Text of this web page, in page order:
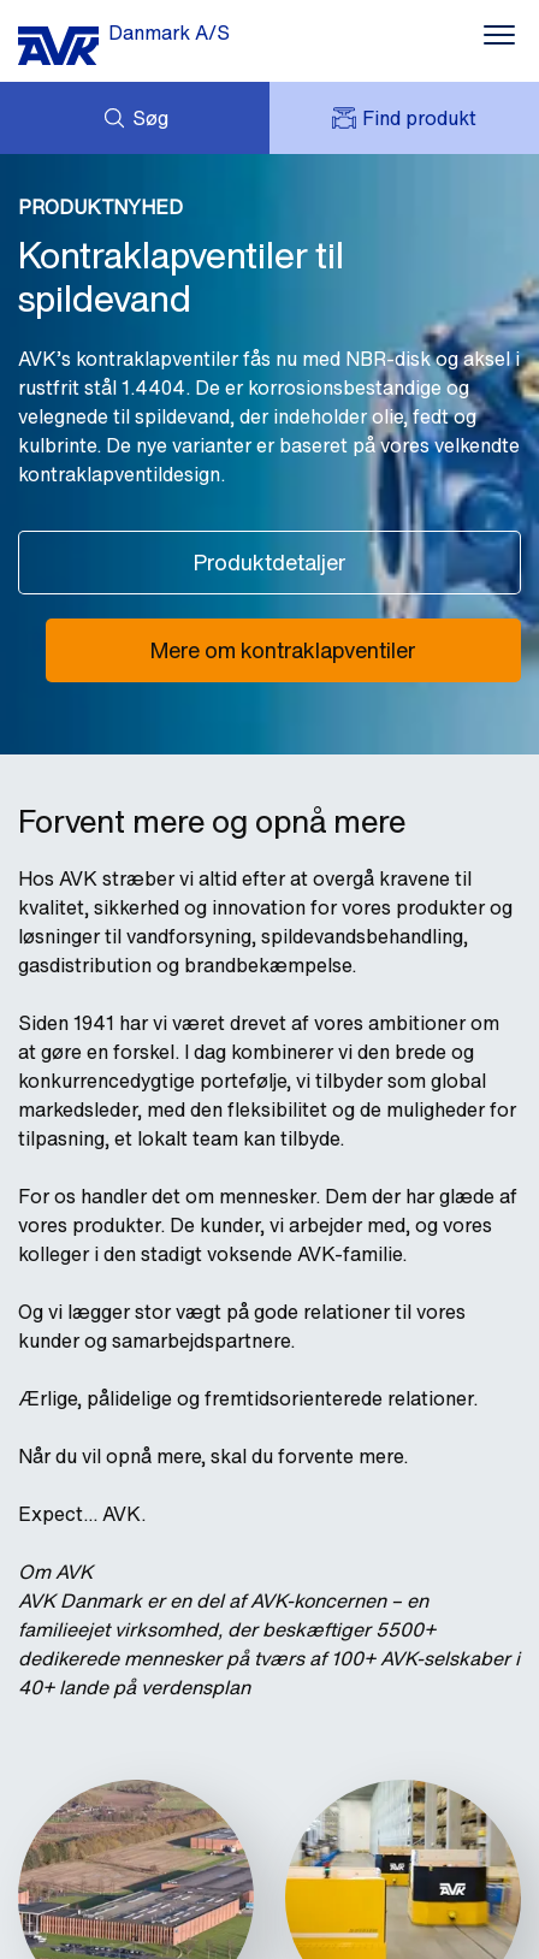
Danmark A/S
Vandforsyning
Spildevandsbehandling
Brandbekæmpelse
Gasdistribution
Indblik
Søg Find produkt
DOWNLOADS
CASES
OM OS
AVK HOLDING (GROUP)
PRODUKTNYHED
Kontraklapventiler til
spildevand
AVK’s kontraklapventiler fås nu med NBR-disk og aksel i
rustfrit stål 1.4404. De er korrosionsbestandige og
velegnede til spildevand, der indeholder olie, fedt og
kulbrinte. De nye varianter er baseret på vores velkendte
kontraklapventildesign.
Produktdetaljer
Mere om kontraklapventiler
Forvent mere og opnå mere
Hos AVK stræber vi altid efter at overgå kravene til
kvalitet, sikkerhed og innovation for vores produkter og
løsninger til vandforsyning, spildevandsbehandling,
gasdistribution og brandbekæmpelse.
Siden 1941 har vi været drevet af vores ambitioner om
at gøre en forskel. I dag kombinerer vi den brede og
konkurrencedygtige portefølje, vi tilbyder som global
markedsleder, med den fleksibilitet og de muligheder for
tilpasning, et lokalt team kan tilbyde.
For os handler det om mennesker. Dem der har glæde af
vores produkter. De kunder, vi arbejder med, og vores
kolleger i den stadigt voksende AVK-familie.
Og vi lægger stor vægt på gode relationer til vores
kunder og samarbejdspartnere.
Ærlige, pålidelige og fremtidsorienterede relationer.
Når du vil opnå mere, skal du forvente mere.
Expect... AVK.
Om AVK
AVK Danmark er en del af AVK-koncernen – en
familieejet virksomhed, der beskæftiger 5500+
dedikerede mennesker på tværs af 100+ AVK-selskaber i
40+ lande på verdensplan